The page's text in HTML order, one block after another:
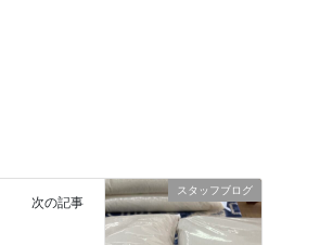
スタッフブログ
次の記事